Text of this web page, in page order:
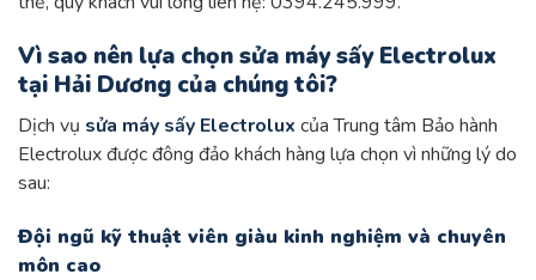
Vì sao nên lựa chọn sửa máy sấy Electrolux
tại Hải Dương của chúng tôi?
Dịch vụ sửa máy sấy Electrolux của Trung tâm Bảo hành
Electrolux được đông đảo khách hàng lựa chọn vì những lý do
sau:
Đội ngũ kỹ thuật viên giàu kinh nghiệm và chuyên
môn cao